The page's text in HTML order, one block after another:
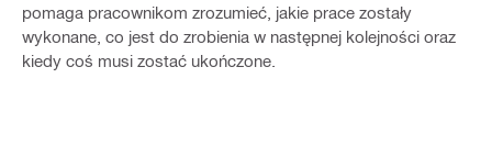
pomaga pracownikom zrozumieć, jakie prace zostały
wykonane, co jest do zrobienia w następnej kolejności oraz
kiedy coś musi zostać ukończone.